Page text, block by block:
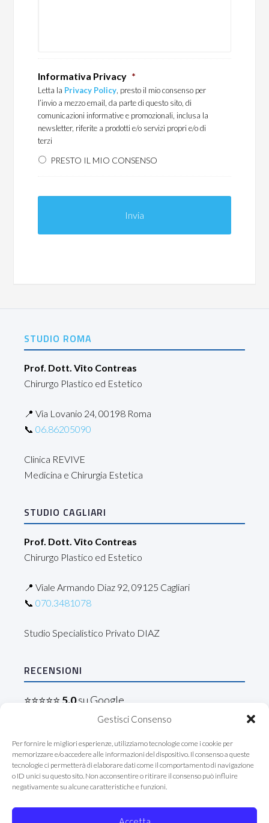
Gestisci Consenso
Per fornire le migliori esperienze, utilizziamo tecnologie come i cookie per
memorizzare e/o accedere alle informazioni del dispositivo. Il consenso a queste
tecnologie ci permetterà di elaborare dati come il comportamento di navigazione
o ID unici su questo sito. Non acconsentire o ritirare il consenso può influire
negativamente su alcune caratteristiche e funzioni.
Informativa Privacy *
Letta la Privacy Policy , presto il mio consenso per
l’invio a mezzo email, da parte di questo sito, di
comunicazioni informative e promozionali, inclusa la
newsletter, riferite a prodotti e/o servizi propri e/o di
terzi
PRESTO IL MIO CONSENSO
STUDIO ROMA
Prof. Dott. Vito Contreas
Chirurgo Plastico ed Estetico
📍 Via Lovanio 24, 00198 Roma
📞 06.86205090
Clinica REVIVE
Medicina e Chirurgia Estetica
STUDIO CAGLIARI
Prof. Dott. Vito Contreas
Chirurgo Plastico ed Estetico
📍 Viale Armando Diaz 92, 09125 Cagliari
📞 070.3481078
Studio Specialistico Privato DIAZ
RECENSIONI
⭐⭐⭐⭐⭐5.0su Google
Seguici